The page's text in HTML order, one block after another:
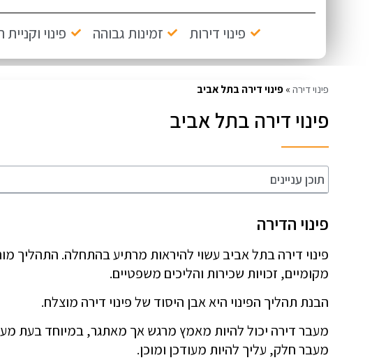
פינוי דירות זמינות גבוהה פינוי
פינוי דירה » פינוי דירה בתל אביב
פינוי דירה בתל אביב
תוכן עניינים
פינוי הדירה
פינוי דירה בתל אביב עשוי להיראות מרתיע בהתחלה. התהליך
מקומיים, זכויות שכירות והליכים משפטיים.
הבנת תהליך הפינוי היא אבן היסוד של פינוי דירה מוצלח.
מעבר דירה יכול להיות מאמץ מרגש אך מאתגר, במיוחד בעת
מעבר חלק, עליך להיות מעודכן ומוכן.